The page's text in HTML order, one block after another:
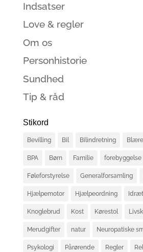
Indsatser
Love & regler
Om os
Personhistorie
Sundhed
Tip & råd
Stikord
Bevilling Bil Bilindretning Blære
BPA Børn Familie forebyggelse
Føleforstyrelse Generalforsamling
Hjælpemotor Hjælpeordning Idræt
Knoglebrud Kost Kørestol
Merudgifter natur Neuropatiske
Psykologi Pårørende Regler